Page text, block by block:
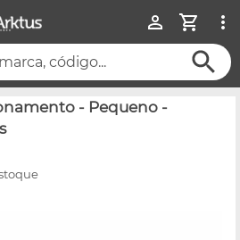
código...
- Pequeno -